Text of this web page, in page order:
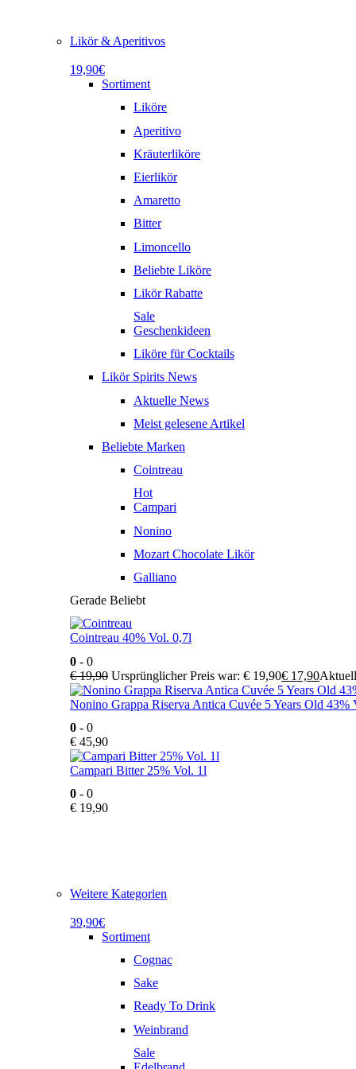
Likör & Aperitivos
19,90€
Sortiment
Liköre
Aperitivo
Kräuterliköre
Eierlikör
Amaretto
Bitter
Limoncello
Beliebte Liköre
Likör Rabatte
Sale
Geschenkideen
Liköre für Cocktails
Likör Spirits News
Aktuelle News
Meist gelesene Artikel
Beliebte Marken
Cointreau
Hot
Campari
Nonino
Mozart Chocolate Likör
Galliano
Gerade Beliebt
Cointreau 40% Vol. 0,7l
0 - 0
€19,90 Ursprünglicher Preis war: € 19,90€ 17,90
Nonino Grappa Riserva Antica Cuvée 5 Years Old 43%
0 - 0
€ 45,90
Campari Bitter 25% Vol. 1l
0 - 0
€ 19,90
Weitere Kategorien
39,90€
Sortiment
Cognac
Sake
Ready To Drink
Weinbrand
Sale